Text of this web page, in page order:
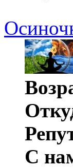
С